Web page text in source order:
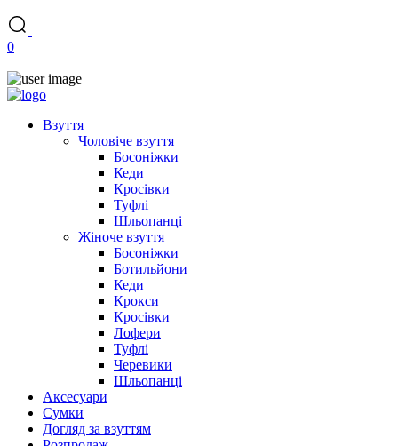
0
Взуття
Чоловіче взуття
Босоніжки
Кеди
Кросівки
Туфлі
Шльопанці
Жіноче взуття
Босоніжки
Ботильйони
Кеди
Крокси
Кросівки
Лофери
Туфлі
Черевики
Шльопанці
Аксесуари
Сумки
Догляд за взуттям